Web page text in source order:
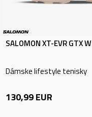
SALOMON XT-EVR GTX W
Dámske lifestyle tenisky
130,99EUR